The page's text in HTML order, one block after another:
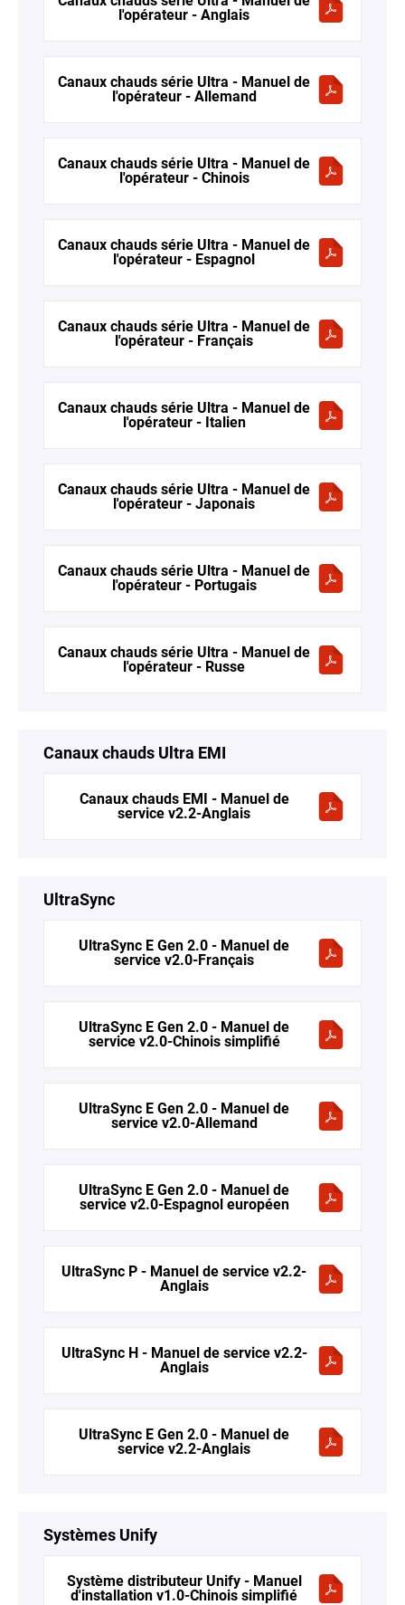
l'opérateur - Anglais
Canaux chauds série Ultra - Manuel de
l'opérateur - Allemand
Canaux chauds série Ultra - Manuel de
l'opérateur - Chinois
Canaux chauds série Ultra - Manuel de
l'opérateur - Espagnol
Canaux chauds série Ultra - Manuel de
l'opérateur - Français
Canaux chauds série Ultra - Manuel de
l'opérateur - Italien
Canaux chauds série Ultra - Manuel de
l'opérateur - Japonais
Canaux chauds série Ultra - Manuel de
l'opérateur - Portugais
Canaux chauds série Ultra - Manuel de
l'opérateur - Russe
Canaux chauds Ultra EMI
Canaux chauds EMI - Manuel de
service v2.2-Anglais
UltraSync
UltraSync E Gen 2.0 - Manuel de
service v2.0-Français
UltraSync E Gen 2.0 - Manuel de
service v2.0-Chinois simplifié
UltraSync E Gen 2.0 - Manuel de
service v2.0-Allemand
UltraSync E Gen 2.0 - Manuel de
service v2.0-Espagnol européen
UltraSync P - Manuel de service v2.2-
Anglais
UltraSync H - Manuel de service v2.2-
Anglais
UltraSync E Gen 2.0 - Manuel de
service v2.2-Anglais
Systèmes Unify
Système distributeur Unify - Manuel
d'installation v1.0-Chinois simplifié